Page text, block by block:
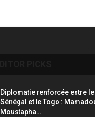
Diplomatie renforcée entre le
Sénégal et le Togo :
Moustapha...